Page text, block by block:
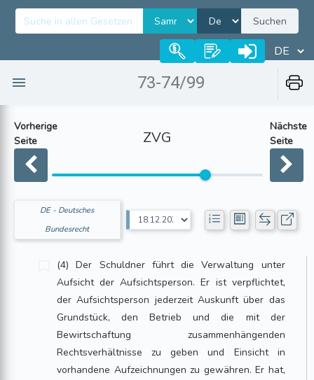
Suchen
73-74/99
Vorherige
Seite
ZVG
Nächste
Seite
DE - Deutsches
Bundesrecht
(4) Der Schuldner führt die Verwaltung unter
Aufsicht der Aufsichtsperson. Er ist verpflichtet,
der Aufsichtsperson jederzeit Auskunft über das
Grundstück, den Betrieb und die mit der
Bewirtschaftung zusammenhängenden
Rechtsverhältnisse zu geben und Einsicht in
vorhandene Aufzeichnungen zu gewähren. Er hat,